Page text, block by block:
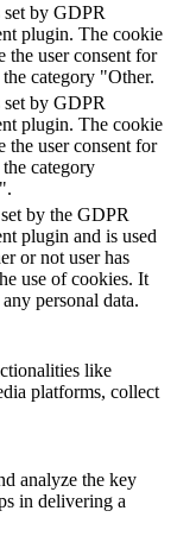
by GDPR
plugin. The cookie
the user consent for
category "Other.
by GDPR
plugin. The cookie
the user consent for
category
by the GDPR
plugin and is used
or not user has
use of cookies. It
personal data.
like
platforms, collect
analyze the key
in delivering a